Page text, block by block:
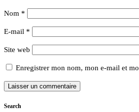
Nom *
E-mail *
Site web
Enregistrer mon nom, mon e-mail et
Search